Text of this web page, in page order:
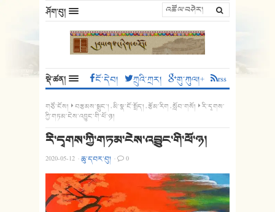
ཤོག་བུ།
སྡེ་ཚན། ངོ་དེབ། ཀྲུའི་ཀྲར། གུ་ཀུལ།+ rss
གཙོ་ངོས། བརྩམས་སྒྲུང་།,མི་སྣ་ངོ་སྤྲོད།,རྩོམ་རིག,སློབ་གསོ།
རི་དྭགས་
ཀྱི་གཏམ་ངེས་འབྱུང་གི་ཕོ་ཉ།
རི་དྭགས་ཀྱི་གཏམ་ངེས་འབྱུང་གི་ཕོ་ཉ།
2020-05-12 ·ཆུ་དབར་བུ། · 0